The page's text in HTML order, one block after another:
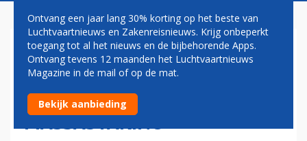
BOEING DIENT KLACHT IN
TEGEN 'KWAADAARDIGE'
VAKBOND ACHTER
MASSASTAKING
Ontvang een jaar lang 30% korting op het beste van
Luchtvaartnieuws en Zakenreisnieuws. Krijg onbeperkt
toegang tot al het nieuws en de bijbehorende Apps.
Ontvang tevens 12 maanden het Luchtvaartnieuws
Magazine in de mail of op de mat.
Bekijk aanbieding